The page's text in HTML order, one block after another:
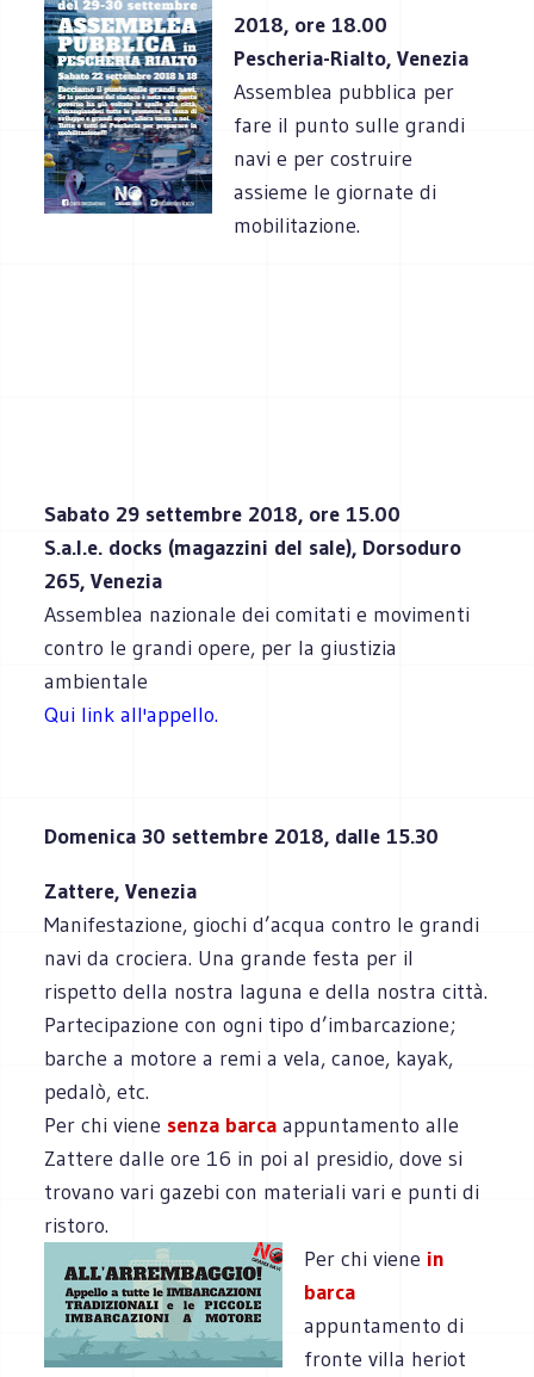
2018, ore 18.00
Pescheria-Rialto, Venezia
Assemblea pubblica per
fare il punto sulle grandi
navi e per costruire
assieme le giornate di
mobilitazione.
Sabato 29 settembre 2018, ore 15.00
S.a.l.e. docks (magazzini del sale), Dorsoduro
265, Venezia
Assemblea nazionale dei comitati e movimenti
contro le grandi opere, per la giustizia
ambientale
Qui link all'appello.
Domenica 30 settembre 2018, dalle 15.30
Zattere, Venezia
Manifestazione, giochi d’acqua contro le grandi
navi da crociera. Una grande festa per il
rispetto della nostra laguna e della nostra città.
Partecipazione con ogni tipo d’imbarcazione;
barche a motore a remi a vela, canoe, kayak,
pedalò, etc.
Per chi viene senza barca appuntamento alle
Zattere dalle ore 16 in poi al presidio, dove si
trovano vari gazebi con materiali vari e punti di
ristoro.
Per chi viene in
barca
appuntamento di
fronte villa heriot